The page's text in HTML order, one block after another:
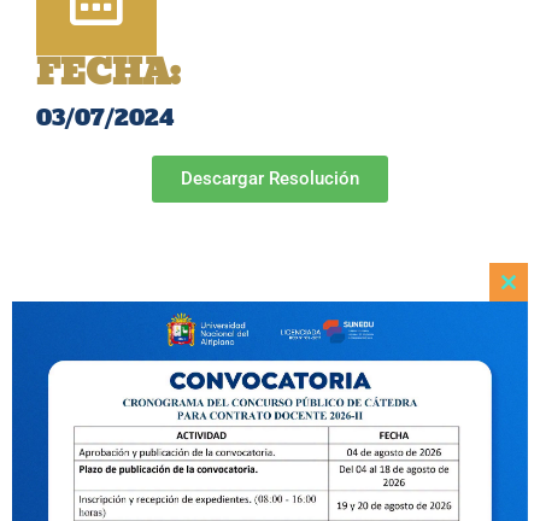
FECHA:
03/07/2024
Descargar Resolución